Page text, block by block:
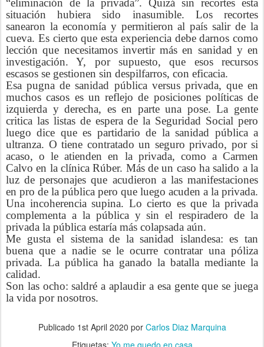
“eliminación de la privada”. Quizá sin recortes esta
situación hubiera sido inasumible. Los recortes
sanearon la economía y permitieron al país salir de la
cueva. Es cierto que esta experiencia debe darnos como
lección que necesitamos invertir más en sanidad y en
investigación. Y, por supuesto, que esos recursos
escasos se gestionen sin despilfarros, con eficacia.
Esa pugna de sanidad pública versus privada, que en
muchos casos es un reflejo de posiciones políticas de
izquierda y derecha, es en parte una pose. La gente
critica las listas de espera de la Seguridad Social pero
luego dice que es partidario de la sanidad pública a
ultranza. O tiene contratado un seguro privado, por si
acaso, o le atienden en la privada, como a Carmen
Calvo en la clínica Rúber. Más de un caso ha salido a la
luz de personajes que acudieron a las manifestaciones
en pro de la pública pero que luego acuden a la privada.
Una incoherencia supina. Lo cierto es que la privada
complementa a la pública y sin el respiradero de la
privada la pública estaría más colapsada aún.
Me gusta el sistema de la sanidad islandesa: es tan
buena que a nadie se le ocurre contratar una póliza
privada. La pública ha ganado la batalla mediante la
calidad.
Son las ocho: saldré a aplaudir a esa gente que se juega
la vida por nosotros.
Publicado 1st April 2020 por Carlos Diaz Marquina
Etiquetas: Yo me quedo en casa